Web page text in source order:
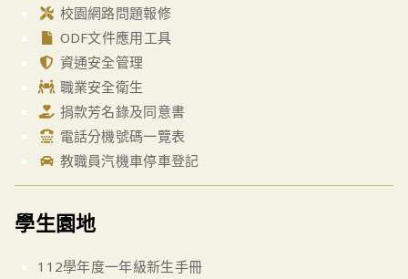
校園網路問題報修
ODF文件應用工具
資通安全管理
職業安全衛生
捐款芳名錄及同意書
電話分機號碼一覽表
教職員汽機車停車登記
學生園地
112學年度一年級新生手冊